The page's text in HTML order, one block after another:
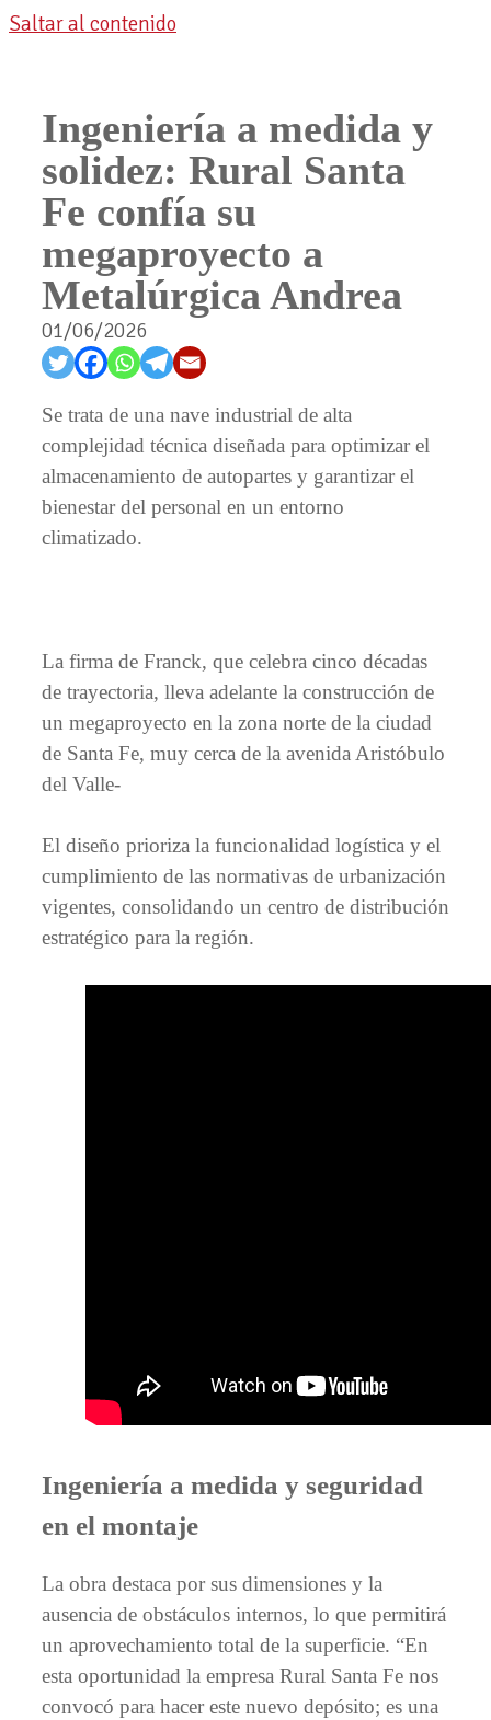
Saltar al contenido
Ingeniería a medida y
solidez: Rural Santa
Fe confía su
megaproyecto a
Metalúrgica Andrea
01/06/2026
Se trata de una nave industrial de alta
complejidad técnica diseñada para optimizar el
almacenamiento de autopartes y garantizar el
bienestar del personal en un entorno
climatizado.
La firma de Franck, que celebra cinco décadas
de trayectoria, lleva adelante la construcción de
un megaproyecto en la zona norte de la ciudad
de Santa Fe, muy cerca de la avenida Aristóbulo
del Valle-
El diseño prioriza la funcionalidad logística y el
cumplimiento de las normativas de urbanización
vigentes, consolidando un centro de distribución
estratégico para la región.
Ingeniería a medida y seguridad
en el montaje
La obra destaca por sus dimensiones y la
ausencia de obstáculos internos, lo que permitirá
un aprovechamiento total de la superficie. “En
esta oportunidad la empresa Rural Santa Fe nos
convocó para hacer este nuevo depósito; es una